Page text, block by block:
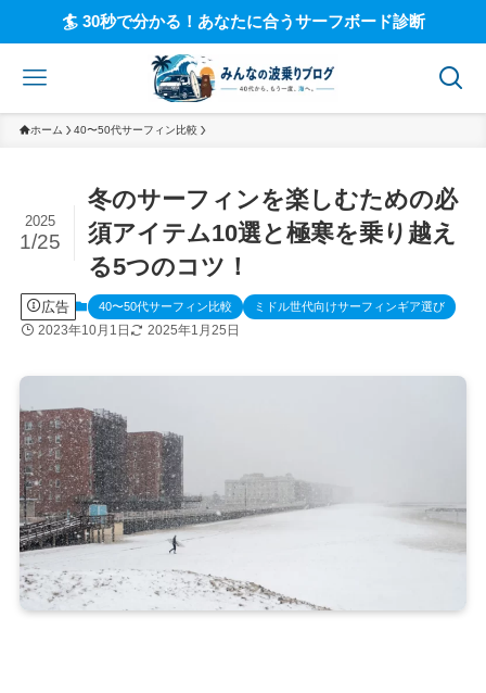
🏄 30秒で分かる！あなたに合うサーフボード診断
ホーム 40〜50代サーフィン比較
冬のサーフィンを楽しむための必
須アイテム10選と極寒を乗り越え
る5つのコツ！
2025
1/25
広告 40〜50代サーフィン比較 ミドル世代向けサーフィンギア選び
2023年10月1日 2025年1月25日